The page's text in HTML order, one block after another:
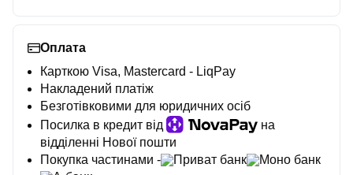
Оплата
Карткою Visa, Mastercard - LiqPay
Накладений платіж
Безготівковими для юридичних осіб
Посилка в кредит від
на
відділенні Нової пошти
Покупка частинами -
Приват банк
Моно банк